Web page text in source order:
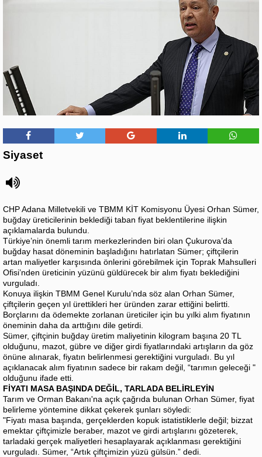
Siyaset
CHP Adana Milletvekili ve TBMM KİT Komisyonu Üyesi Orhan Sümer,
buğday üreticilerinin beklediği taban fiyat beklentilerine ilişkin
açıklamalarda bulundu.
Türkiye’nin önemli tarım merkezlerinden biri olan Çukurova’da
buğday hasat döneminin başladığını hatırlatan Sümer; çiftçilerin
artan maliyetler karşısında önlerini görebilmek için Toprak Mahsulleri
Ofisi’nden üreticinin yüzünü güldürecek bir alım fiyatı beklediğini
vurguladı.
Konuya ilişkin TBMM Genel Kurulu’nda söz alan Orhan Sümer,
çiftçilerin geçen yıl ürettikleri her üründen zarar ettiğini belirtti.
Borçlarını da ödemekte zorlanan üreticiler için bu yılki alım fiyatının
öneminin daha da arttığını dile getirdi.
Sümer, çiftçinin buğday üretim maliyetinin kilogram başına 20 TL
olduğunu, mazot, gübre ve diğer girdi fiyatlarındaki artışların da göz
önüne alınarak, fiyatın belirlenmesi gerektiğini vurguladı. Bu yıl
açıklanacak alım fiyatının sadece bir rakam değil, “tarımın geleceği "
olduğunu ifade etti.
FİYATI MASA BAŞINDA DEĞİL, TARLADA BELİRLEYİN
Tarım ve Orman Bakanı'na açık çağrıda bulunan Orhan Sümer, fiyat
belirleme yöntemine dikkat çekerek şunları söyledi:
"Fiyatı masa başında, gerçeklerden kopuk istatistiklerle değil; bizzat
emektar çiftçimizle beraber, mazot ve girdi artışlarını gözeterek,
tarladaki gerçek maliyetleri hesaplayarak açıklanması gerektiğini
vurguladı. Sümer, “Artık çiftçimizin yüzü gülsün.” dedi.